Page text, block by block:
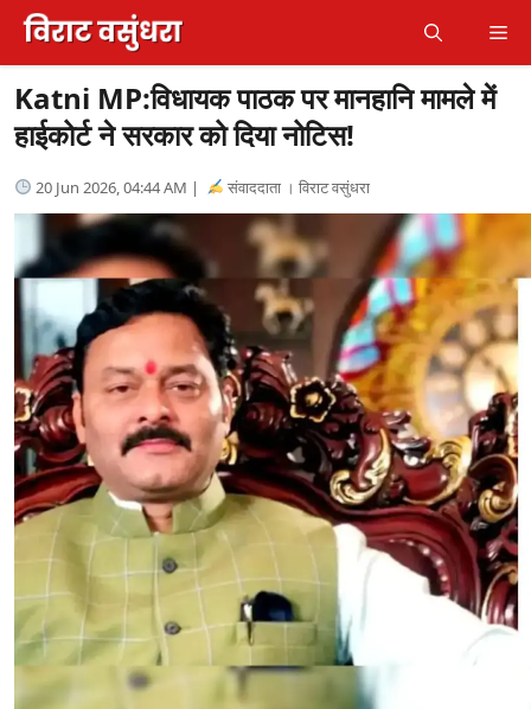
Skip
content
Katni MP:विधायक पाठक पर मानहानि मामले में
हाईकोर्ट ने सरकार को दिया नोटिस!
20 Jun 2026, 04:44 AM | संवाददाता । विराट वसुंधरा